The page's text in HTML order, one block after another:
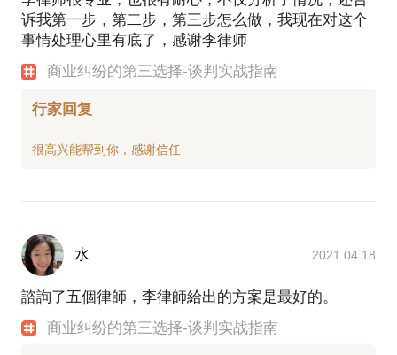
诉我第一步，第二步，第三步怎么做，我现在对这个
事情处理心里有底了，感谢李律师
商业纠纷的第三选择-谈判实战指南
行家回复
水 2021.04.18
諮詢了五個律師，李律師給出的方案是最好的。
商业纠纷的第三选择-谈判实战指南